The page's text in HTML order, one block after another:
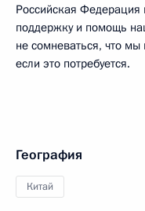
Российская
поддержку и помощь
не сомневаться, что мы
если это потребуется.
География
Китай